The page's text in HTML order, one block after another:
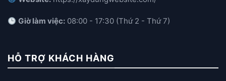
Giờ làm việc: 08:00 - 17:30 (Thứ 2 - Thứ 7)
HỖ TRỢ KHÁCH HÀNG